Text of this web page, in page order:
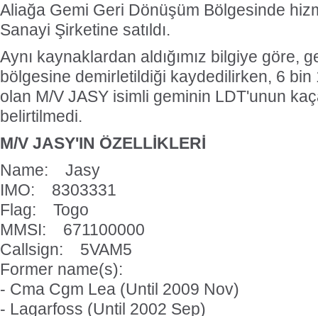
Aliağa Gemi Geri Dönüşüm Bölgesinde
Sanayi Şirketine satıldı.
Aynı kaynaklardan aldığımız bilgiye göre,
bölgesine demirletildiği kaydedilirken, 6 bin
olan M/V JASY isimli geminin LDT'unun
belirtilmedi.
M/V JASY'IN ÖZELLİKLERİ
Name: Jasy
IMO: 8303331
Flag: Togo
MMSI: 671100000
Callsign: 5VAM5
Former name(s):
- Cma Cgm Lea (Until 2009 Nov)
- Lagarfoss (Until 2002 Sep)